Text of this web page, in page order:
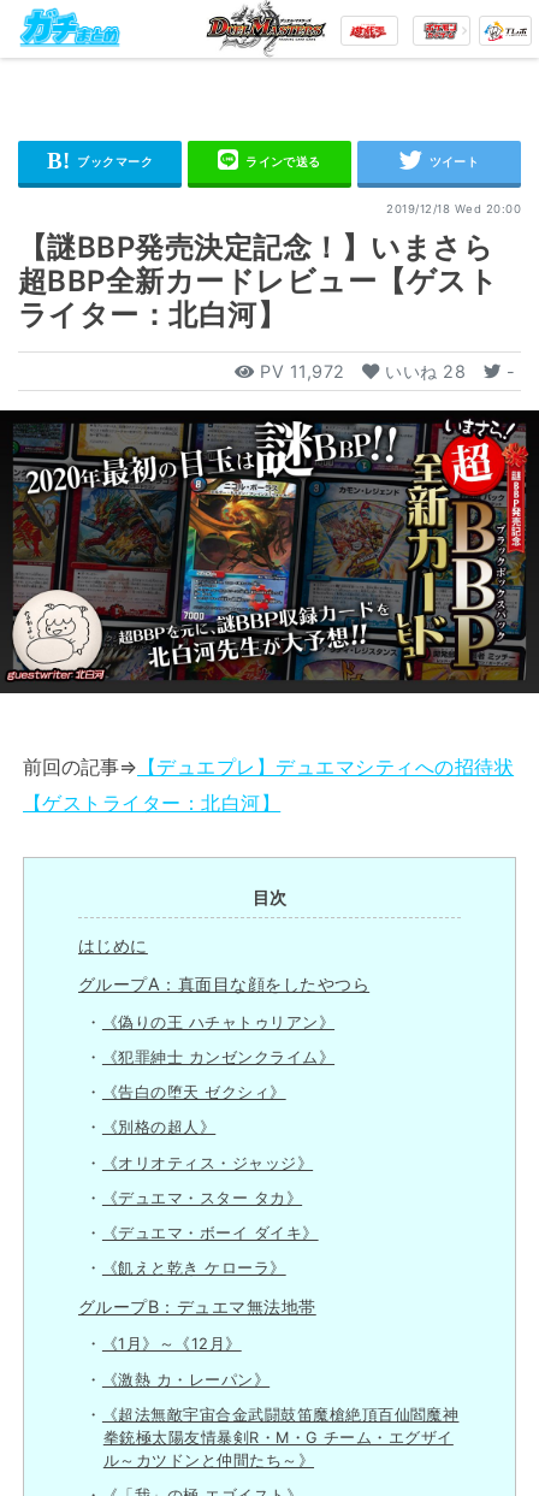
2019/12/18 Wed 20:00
【謎BBP発売決定記念！】いまさら
超BBP全新カードレビュー【ゲスト
ライター：北白河】
PV 11,972 いいね 28 -
前回の記事⇒ 【デュエプレ】デュエマシティへの招待状
【ゲストライター：北白河】
目次
はじめに
グループA：真面目な顔をしたやつら
《偽りの王 ハチャトゥリアン》
《犯罪紳士 カンゼンクライム》
《告白の堕天 ゼクシィ》
《別格の超人》
《オリオティス・ジャッジ》
《デュエマ・スター タカ》
《デュエマ・ボーイ ダイキ》
《飢えと乾き ケローラ》
グループB：デュエマ無法地帯
《1月》～《12月》
《激熱 カ・レーパン》
《超法無敵宇宙合金武闘鼓笛魔槍絶頂百仙閻魔神
拳銃極太陽友情暴剣R・M・G チーム・エグザイ
ル～カツドンと仲間たち～》